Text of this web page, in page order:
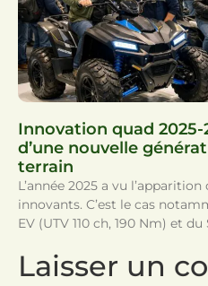
Innovation quad 2025-
d’une nouvelle
terrain
L’année 2025 a vu
innovants. C’est le cas
EV (UTV 110 ch, 190 Nm) et
Laisser un